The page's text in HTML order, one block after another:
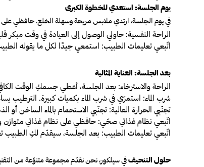
يوم الجلسة: استعدي للخطوة الكبرى
في يوم الجلسة، ارتدي ملابس مريحة وسهلة الخلع. حافظي
الراحة النفسية: حاولي الوصول إلى العيادة في وقت مبكر
اتّبعي تعليمات الطبيب: استمعي جيدًا لكل ما يقوله
بعد الجلسة: العناية المثالية
الراحة والاسترخاء: بعد الجلسة، أعطي جسمكِ الوقت
شرب الماء: استمرّي في شرب الماء بكميات كبيرة.
تجنّبي الحرارة العالية: تجنّبي الاستحمام بالماء الساخن أو
اتّبعي نظام غذائي صحّي: حافظي على نظام غذائي متوازن
اتّبعي تعليمات الطبيب: بعد الجلسة، سيقدّم لكِ الطبيب
حلول التنحيففي سيلكور، نحن نقدّم مجموعة متنوّعة من